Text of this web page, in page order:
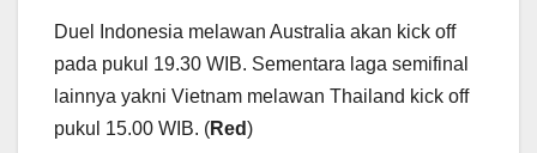
Duel Indonesia melawan Australia akan kick off
pada pukul 19.30 WIB. Sementara laga semifinal
lainnya yakni Vietnam melawan Thailand kick off
pukul 15.00 WIB. (Red)